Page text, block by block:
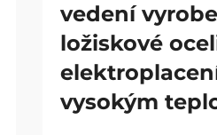
vedení
ložiskové
vysokým